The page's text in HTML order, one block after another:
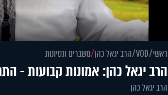
Video
ראשי VOD הרב יגאל כהן משברים ונסיונות
הרב יגאל כהן: אמונות קבועות -
הרב יגאל כהן